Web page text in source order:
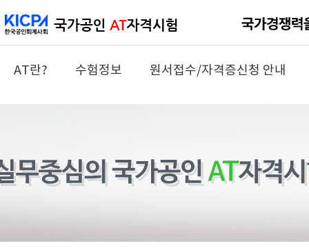
AT란? 수험정보 원서접수/자격증신청 안내